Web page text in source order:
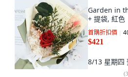
Garden in
+ 提袋, 紅色
首購折扣價
$421
8/13 星期四
(3